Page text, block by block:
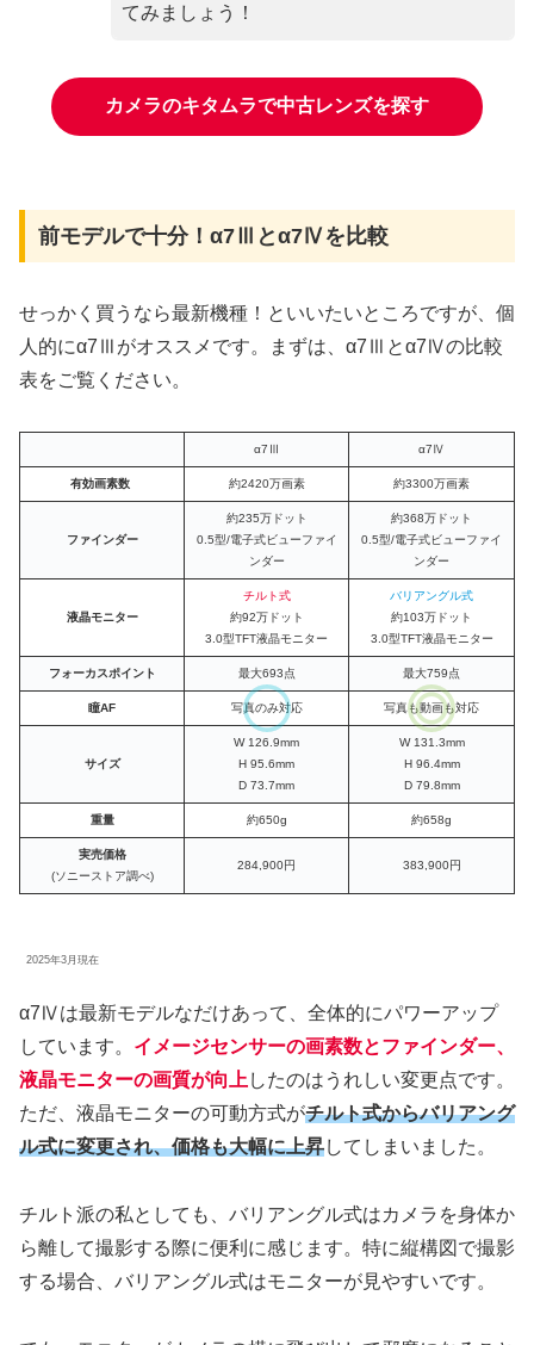
てみましょう！
カメラのキタムラで中古レンズを探す
前モデルで十分！α7Ⅲとα7Ⅳを比較
せっかく買うなら最新機種！といいたいところですが、個
人的にα7Ⅲがオススメです。まずは、α7Ⅲとα7Ⅳの比較
表をご覧ください。
α7Ⅲ α7Ⅳ
有効画素数 約2420万画素 約3300万画素
ファインダー
約235万ドット
0.5型/電子式ビューファイ
ンダー
約368万ドット
0.5型/電子式ビューファイ
ンダー
液晶モニター
チルト式
約92万ドット
3.0型TFT液晶モニター
バリアングル式
約103万ドット
3.0型TFT液晶モニター
フォーカスポイント 最大693点 最大759点
瞳AF 写真のみ対応 写真も動画も対応
サイズ
W 126.9mm
H 95.6mm
D 73.7mm
W 131.3mm
H 96.4mm
D 79.8mm
重量 約650g 約658g
実売価格
(ソニーストア調べ)
284,900円 383,900円
2025年3月現在
α7Ⅳは最新モデルなだけあって、全体的にパワーアップ
しています。 イメージセンサーの画素数とファインダー、
液晶モニターの画質が向上 したのはうれしい変更点です。
ただ、液晶モニターの可動方式がチルト式からバリアング
ル式に変更され、価格も大幅に上昇してしまいました。
チルト派の私としても、バリアングル式はカメラを身体か
ら離して撮影する際に便利に感じます。特に縦構図で撮影
する場合、バリアングル式はモニターが見やすいです。